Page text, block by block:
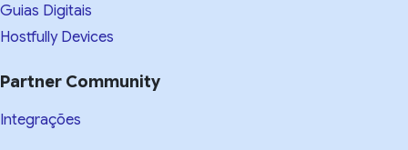
Guias Digitais
Hostfully Devices
Partner Community
Integrações